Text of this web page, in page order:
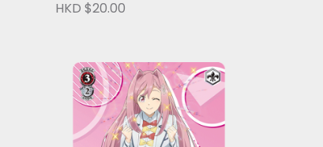
HKD $20.00